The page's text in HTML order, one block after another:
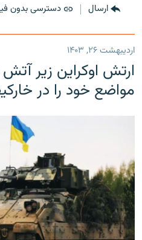
ارسال دسترسی بدون
اردیبهشت ۲۶, ۱۴۰۳
ارتش اوکراین زیر
مواضع خود را در